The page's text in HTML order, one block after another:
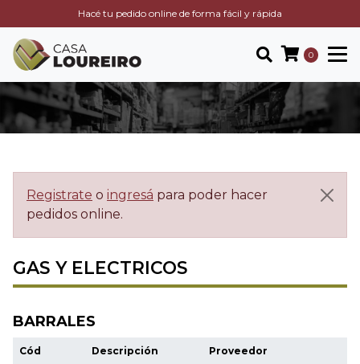
Hacé tu pedido online de forma fácil y rápida
0
Registrate o ingresá para poder hacer
pedidos online.
GAS Y ELECTRICOS
BARRALES
Cód Descripción Proveedor